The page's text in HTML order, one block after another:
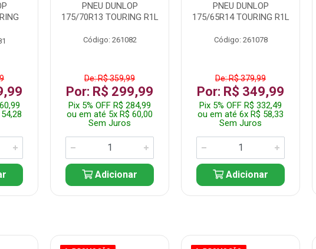
PNEU DUNLOP
175/70R13 TOURING R1L
Código: 261082
De: R$ 359,99
Por: R$ 299,99
Pix 5% OFF R$ 284,99
ou em até 5x R$ 60,00
Sem Juros
Adicionar
PNEU DUNLOP
175/65R14 TOURING R1L
Código: 261078
De: R$ 379,99
Por: R$ 349,99
Pix 5% OFF R$ 332,49
ou em até 6x R$ 58,33
Sem Juros
Adicionar